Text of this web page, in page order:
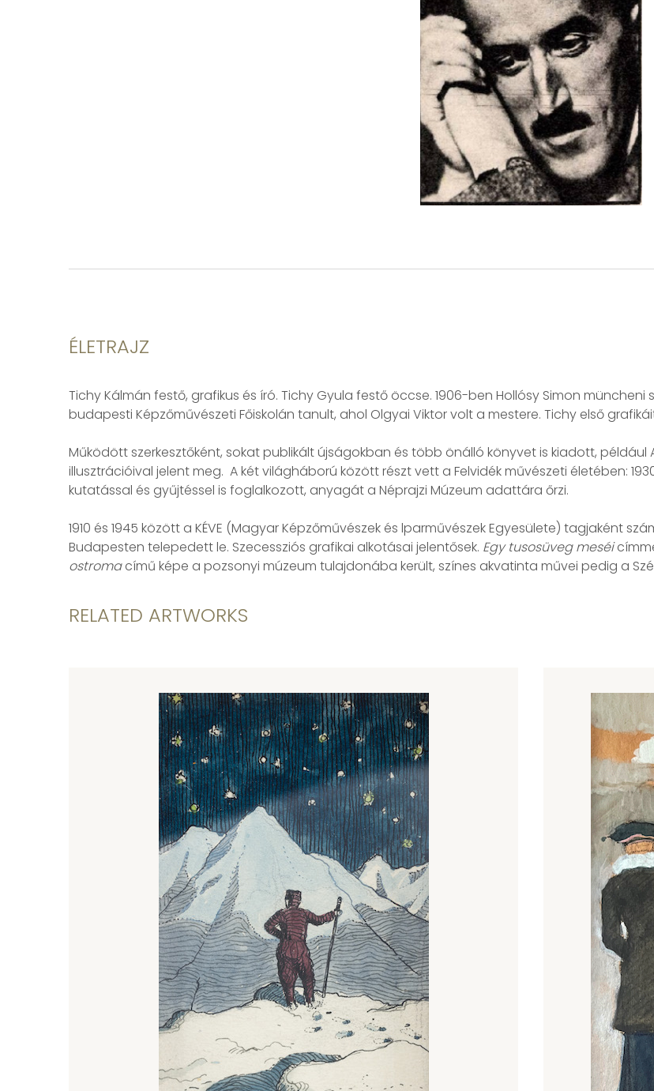
ÉLETRAJZ
Tichy Kálmán festő, grafikus és író. Tichy Gyula festő öccse. 1906-ben Hollósy Simon müncheni
budapesti Képzőművészeti Főiskolán tanult, ahol Olgyai Viktor volt a mestere. Tichy első
Működött szerkesztőként, sokat publikált újságokban és több önálló könyvet is kiadott, például
illusztrációival jelent meg. A két világháború között részt vett a Felvidék művészeti életében:
kutatással és gyűjtéssel is foglalkozott, anyagát a Néprajzi Múzeum adattára őrzi.
1910 és 1945 között a KÉVE (Magyar Képzőművészek és lparművészek Egyesülete) tagjaként
Budapesten telepedett le. Szecessziós grafikai alkotásai jelentősek. Egy tusosüveg meséi
ostromacímű képe a pozsonyi múzeum tulajdonába került, színes akvatinta művei pedig a
RELATED ARTWORKS